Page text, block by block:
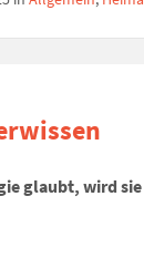
glaubt, wird